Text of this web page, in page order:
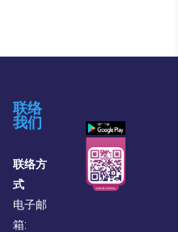
联络
我们
联络方
式
电子邮
箱: